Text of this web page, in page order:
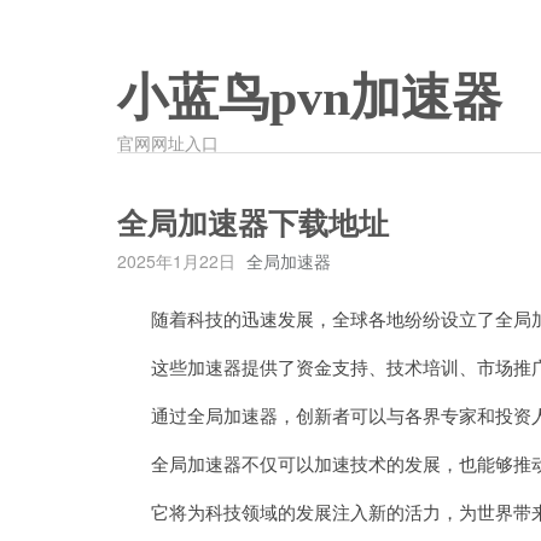
小蓝鸟pvn加速器
官网网址入口
全局加速器下载地址
2025年1月22日 全局加速器
随着科技的迅速发展，全球各地纷纷设立了全局
这些加速器提供了资金支持、技术培训、市场推
通过全局加速器，创新者可以与各界专家和投资
全局加速器不仅可以加速技术的发展，也能够推
它将为科技领域的发展注入新的活力，为世界带